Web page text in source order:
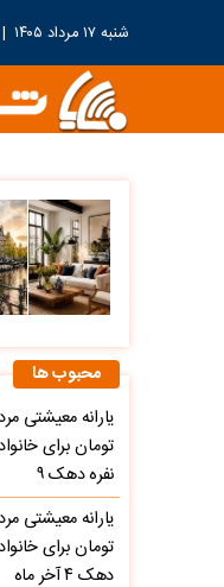
شنبه ۱۷ مرداد ۱۴۰۵ |
محبوب ها
نفره دهک ۹
دهک ۴ آخر ماه